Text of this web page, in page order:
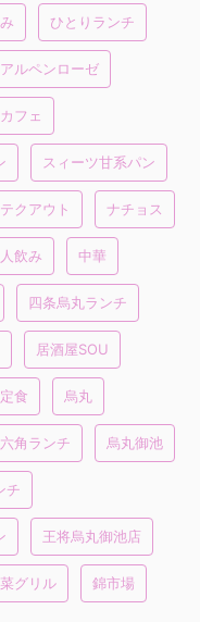
ひとりランチ
アルペンローゼ
カフェ
スィーツ甘系パン
テクアウト ナチョス
飲み 中華
四条烏丸ランチ
居酒屋SOU
食 烏丸
角ランチ 烏丸御池
チ
王将烏丸御池店
グリル 錦市場